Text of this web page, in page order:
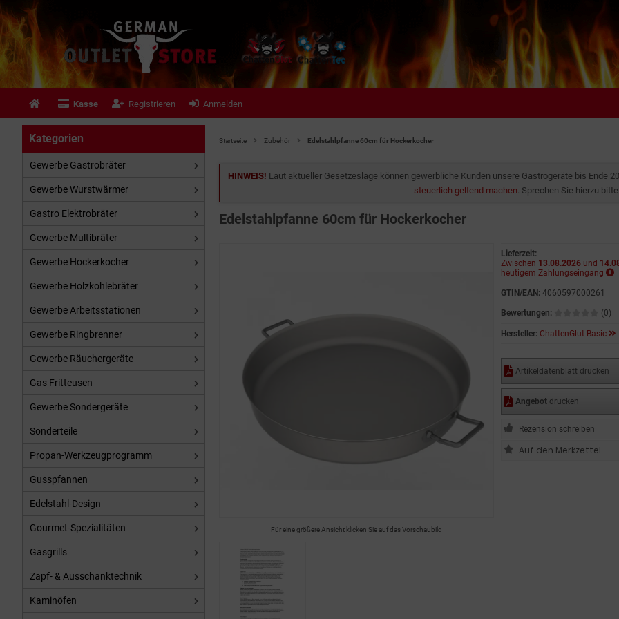
Kasse Registrieren Anmelden
Startseite Zubehör Edelstahlpfanne 60cm für Hockerkocher
HINWEIS! Laut aktueller Gesetzeslage können gewerbliche Kunden unsere Gastrogeräte bis Ende
steuerlich geltend machen. Sprechen Sie hierzu
Edelstahlpfanne 60cm für Hockerkocher
Für eine größere Ansicht klicken Sie auf das Vorschaubild
Lieferzeit:
Zwischen 13.08.2026und
heutigem Zahlungseingang
GTIN/EAN: 4060597000261
Bewertungen: (0)
Hersteller: ChattenGlut Basic
Artikeldatenblatt drucken
Angebotdrucken
Rezension schreiben
Kategorien
Gewerbe Gastrobräter
Gewerbe Wurstwärmer
Gastro Elektrobräter
Gewerbe Multibräter
Gewerbe Hockerkocher
Gewerbe Holzkohlebräter
Gewerbe Arbeitsstationen
Gewerbe Ringbrenner
Gewerbe Räuchergeräte
Gas Fritteusen
Gewerbe Sondergeräte
Sonderteile
Propan-Werkzeugprogramm
Gusspfannen
Edelstahl-Design
Gourmet-Spezialitäten
Gasgrills
Zapf- & Ausschanktechnik
Kaminöfen